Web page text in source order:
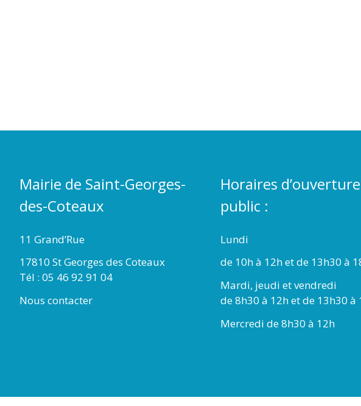
Mairie de Saint-Georges-
des-Coteaux
11 Grand’Rue
17810 St Georges des Coteaux
Tél : 05 46 92 91 04
Nous contacter
Horaires
public :
Lundi
de 10h à 12h et de 13h30 à
Mardi, jeudi et vendredi
de 8h30 à 12h et de 13h30 à
Mercredi de 8h30 à 12h